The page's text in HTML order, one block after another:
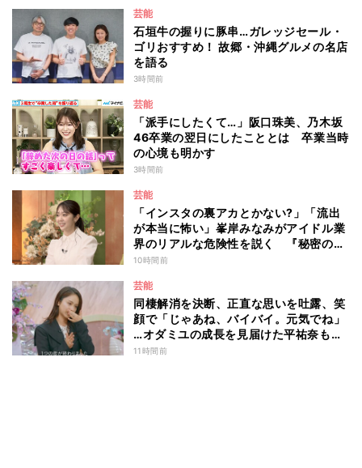
芸能
石垣牛の握りに豚串…ガレッジセール・
ゴリおすすめ！ 故郷・沖縄グルメの名店
を語る
3時間前
芸能
「派手にしたくて…」阪口珠美、乃木坂
46卒業の翌日にしたこととは 卒業当時
の心境も明かす
3時間前
芸能
「インスタの裏アカとかない?」「流出
が本当に怖い」峯岸みなみがアイドル業
界のリアルな危険性を説く 『秘密のマ
マ園』特別編
10時間前
芸能
同棲解消を決断、正直な思いを吐露、笑
顔で「じゃあね、バイバイ。元気でね」
…オダミユの成長を見届けた平祐奈も思
わず涙 『ガールオアレディ3』
11時間前